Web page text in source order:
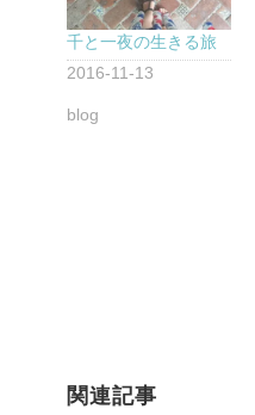
千と一夜の生きる旅
2016-11-13
blog
関連記事